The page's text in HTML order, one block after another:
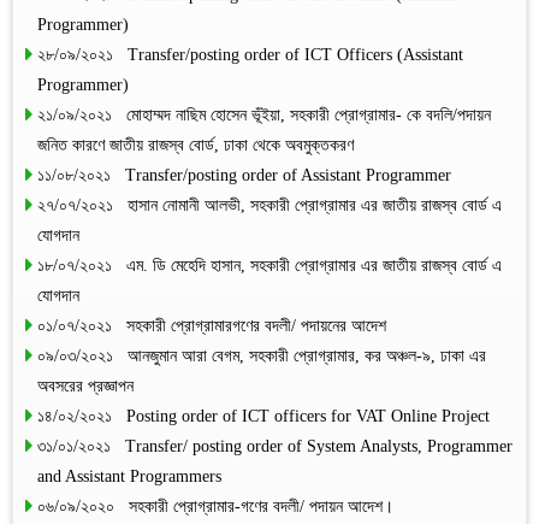
Programmer)
২৮/০৯/২০২১ Transfer/posting order of ICT Officers (Assistant
Programmer)
২১/০৯/২০২১ মোহাম্মদ নাছিম হোসেন ভূঁইয়া, সহকারী প্রোগ্রামার- কে বদলি/পদায়ন
জনিত কারণে জাতীয় রাজস্ব বোর্ড, ঢাকা থেকে অবমুক্তকরণ
১১/০৮/২০২১ Transfer/posting order of Assistant Programmer
২৭/০৭/২০২১ হাসান নোমানী আলভী, সহকারী প্রোগ্রামার এর জাতীয় রাজস্ব বোর্ড এ
যোগদান
১৮/০৭/২০২১ এম. ডি মেহেদি হাসান, সহকারী প্রোগ্রামার এর জাতীয় রাজস্ব বোর্ড এ
যোগদান
০১/০৭/২০২১ সহকারী প্রোগ্রামারগণের বদলী/ পদায়নের আদেশ
০৯/০৩/২০২১ আনজুমান আরা বেগম, সহকারী প্রোগ্রামার, কর অঞ্চল-৯, ঢাকা এর
অবসরের প্রজ্ঞাপন
১৪/০২/২০২১ Posting order of ICT officers for VAT Online Project
৩১/০১/২০২১ Transfer/ posting order of System Analysts, Programmer
and Assistant Programmers
০৬/০৯/২০২০ সহকারী প্রোগ্রামার-গণের বদলী/ পদায়ন আদেশ।